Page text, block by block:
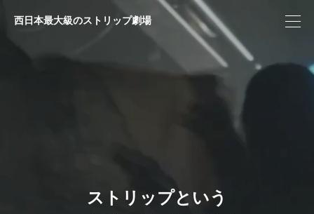
西日本最大級のストリップ劇場
ストリップという